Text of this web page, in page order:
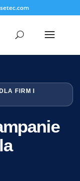
FIRM I